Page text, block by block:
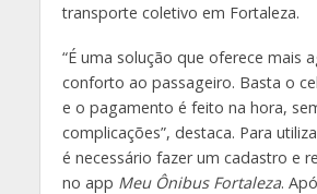
transporte coletivo em Fortaleza.
“É uma solução que oferece mais
conforto ao passageiro. Basta o
e o pagamento é feito na hora,
complicações”, destaca. Para
é necessário fazer um cadastro e
no app Meu Ônibus Fortaleza.